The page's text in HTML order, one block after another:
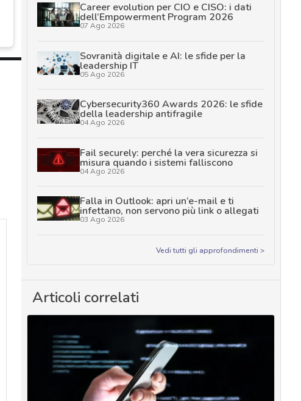
Career evolution per CIO e CISO: i dati
dell’Empowerment Program 2026
07 Ago 2026
Sovranità digitale e AI: le sfide per la
leadership IT
05 Ago 2026
Cybersecurity360 Awards 2026: le sfide
della leadership antifragile
04 Ago 2026
Fail securely: perché la vera sicurezza si
misura quando i sistemi falliscono
04 Ago 2026
Falla in Outlook: apri un’e-mail e ti
infettano, non servono più link o allegati
03 Ago 2026
Vedi tutti gli approfondimenti >
Articoli correlati